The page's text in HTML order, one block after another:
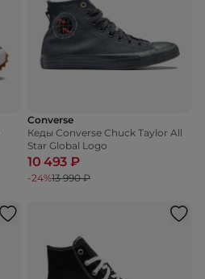
Converse
Кеды Converse Chuck Taylor All
Star Global Logo
10 493 ₽
-24%13 990 ₽